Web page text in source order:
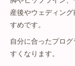
産後やウェディン
すめです。
自分に合ったプロ
すくなります。